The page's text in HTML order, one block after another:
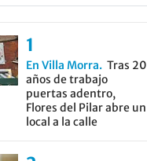
En Villa Morra
Tras 20
años de trabajo
puertas adentro,
Flores del Pilar abre un
local a la calle